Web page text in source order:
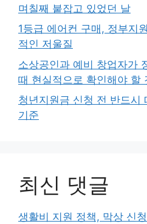
며칠째 붙잡고 있었던 날
1등급 에어컨 구매, 정부지
적인 저울질
소상공인과 예비 창업자가
때 현실적으로 확인해야 할
청년지원금 신청 전 반드시
기준
최신 댓글
생활비 지원 정책, 막상 신